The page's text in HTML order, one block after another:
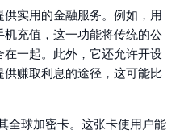
实用的金融服务。例如，用
充值，这一功能将传统的公
一起。此外，它还允许开设
赚取利息的途径，这可能比
全球加密卡。这张卡使用户能